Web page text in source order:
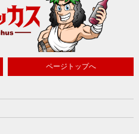
ページトップへ